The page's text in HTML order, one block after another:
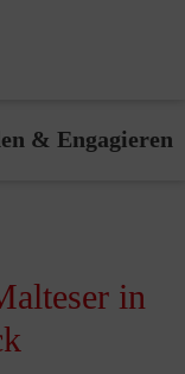
& Engagieren
in